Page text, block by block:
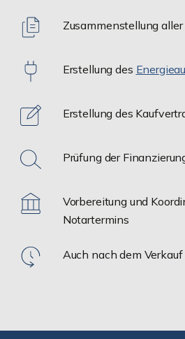
Zusammenstellung
Erstellung des
Erstellung des
Prüfung der
Vorbereitung und
Notartermins
Auch nach dem